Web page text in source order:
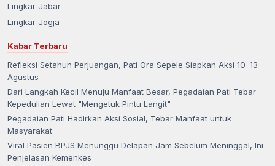
Lingkar Jabar
Lingkar Jogja
Kabar Terbaru
Refleksi Setahun Perjuangan, Pati Ora Sepele Siapkan Aksi 10–13
Agustus
Dari Langkah Kecil Menuju Manfaat Besar, Pegadaian Pati Tebar
Kepedulian Lewat "Mengetuk Pintu Langit"
Pegadaian Pati Hadirkan Aksi Sosial, Tebar Manfaat untuk
Masyarakat
Viral Pasien BPJS Menunggu Delapan Jam Sebelum Meninggal, Ini
Penjelasan Kemenkes